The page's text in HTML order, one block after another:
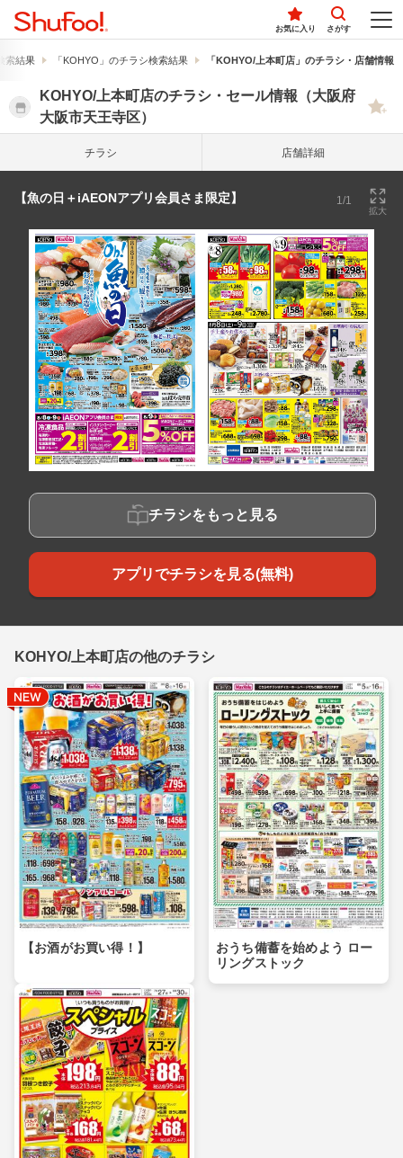
お気に入り さがす
索結果 「KOHYO」のチラシ検索結果 「KOHYO/上本町店」のチラシ・店舗情報
KOHYO/上本町店のチラシ・セール情報（大阪府
大阪市天王寺区）
チラシ 店舗詳細
【魚の日＋iAEONアプリ会員さま限定】 1/1
拡大
チラシをもっと見る
アプリでチラシを見る(無料)
KOHYO/上本町店の他のチラシ
【お酒がお買い得！】
おうち備蓄を始めよう ロー
リングストック